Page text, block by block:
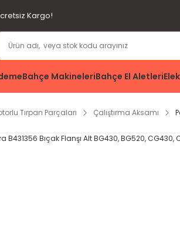
Kargo!
Bahçe MakineleriBahçe El Aletleri
Tırpan Parçaları Çalıştırma Aksamı